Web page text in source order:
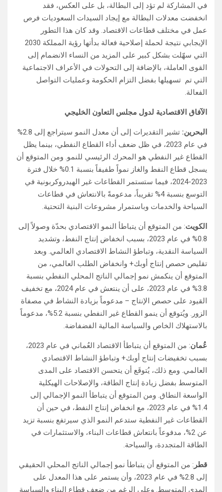
في المشاركة لم تؤد إلى البطالة، بل على العكس، فقد
انخفضت معدلات البطالة مع إيجاد السيدات السعوديات فرص
عمل في مختلف قطاعات الاقتصاد. وقد كان هذا التطور
الإيجابي نتيجة لحملة إصلاحية فعالة بدأتها رؤية المملكة 2030
التي سهّلت بشكل كبير على المزيد من النساء الانضمام إلى
القوى العاملة، بالإضافة إلى التحولات في الأعراف الاجتماعية
التي تم تسهيلها بفضل التزام الحكومة وعمليات التواصل
الفعالة.
الآفاق الاقتصادية لدول مجلس التعاون الخليجي
البحرين:
تشير التقديرات إلى أن معدل النمو سيتراجع إلى 2.8%
في عام 2023، في ظل ضعف أداء القطاع النفطي، بينما يظل
القطاع غير النفطي هو المحرك الرئيسي للنمو. ومن المتوقع أن
يسجل قطاع النفط والغاز نمواً طفيفاً بنسبة 0.1% خلال فترة
2023-2024، فيما ستستمر القطاعات غير الهيدروكربونية في
التوسع بنسبة 4% تقريباً، مدعومةً بالانتعاش في قطاعات
السياحة والخدمات وباستمرار مشروعات البنية التحتية.
الكويت: من المتوقع أن يتباطأ النمو الاقتصادي بحدّة وصولاً إلى
0.8% في عام 2023، بسبب انخفاض إنتاج النفط، وتشديد
السياسة النقدية، وتباطؤ النشاط الاقتصادي العالمي. وبعد
تقليص حصص إنتاج أوبك+ وانخفاض الطلب العالمي، من
المتوقع أن ينكمش نمو إجمالي الناتج المحلي النفطي بنسبة
3.8% في عام 2023، على أن ينتعش في عام 2024، مع تخفيف
القيود على حصص الإنتاج – مدعوماً بزيادة النشاط في مصفاة
الزور. ويُتوقع أن ينمو القطاع غير النفطي بنسبة 5.2%، مدعوماً
بالاستهلاك الخاص والسياسة المالية الفضفاضة.
عُمان
: من المتوقع أن يتباطأ الاقتصاد العُماني في عام 2023،
بسبب تخفيضات إنتاج أوبك+ وتباطؤ النشاط الاقتصادي
العالمي. ومع ذلك، يُتوقَع أن يتحسن الاقتصاد على المدى
المتوسط بفضل زيادة إنتاج الطاقة، والإصلاحات الهيكلية
الواسعة النطاق. ومن المتوقع أن يتباطأ النمو الإجمالي إلى
1.4% في عام 2023، مع انخفاض إنتاج النفط، في حين أن
القطاعات غير النفطية ستدعم النمو الذي سيرتفع بنسبة تزيد
عن 2%، مدفوعاً بانتعاش قطاعات البناء، والاستثمارات في
الطاقة المتجددة، والسياحة.
قطر : من المتوقع أن يتباطأ نمو إجمالي الناتج المحلي الحقيقي
إلى 2.8% في عام 2023، وأن يستمر على هذا المعدل على
المدى المتوسط. وعلى الرغم من ضعف قطاع البناء والسياسة